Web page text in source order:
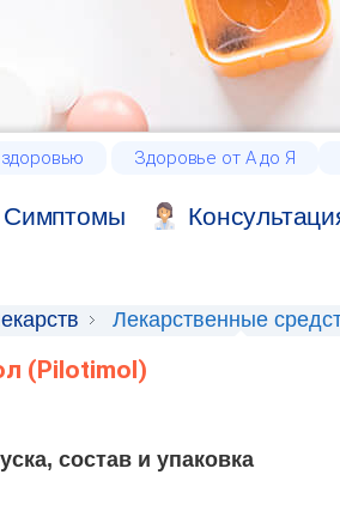
Здоровье от А до Я
Cимптомы
Лекарственные
(Pilotimol)
состав и упаковка